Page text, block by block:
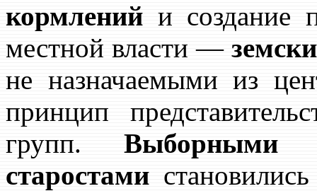
кормлений и создание
местной власти —
не назначаемыми из
принцип
групп.Выборными
старостами